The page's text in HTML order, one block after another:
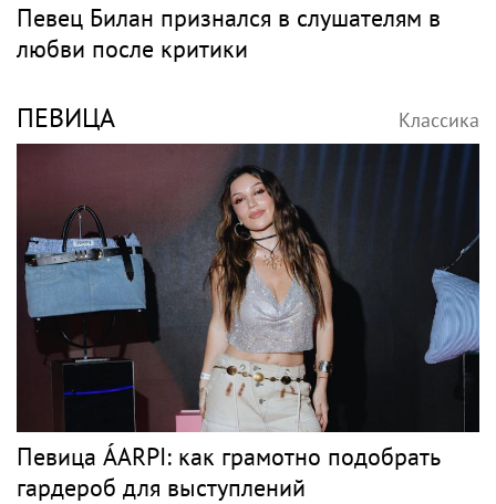
Певец Билан признался в слушателям в
любви после критики
ПЕВИЦА Классика
Певица ÁARPI: как грамотно подобрать
гардероб для выступлений